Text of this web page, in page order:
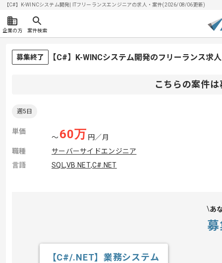
【C#】K-WINCシステム開発| ITフリーランスエンジニアの求人・案件(2026/08/06更新)
企業の方 案件検索
募集終了 【C#】K-WINCシステム開発のフリーランス求
こちらの案件
週5日
単価
〜60万 円／月
職種
サーバーサイドエンジニア
言語
SQL ,VB.NET,C#.NET
あ
【C#/.NET】業務システム